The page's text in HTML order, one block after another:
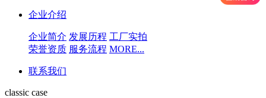
企业介绍
企业简介 发展历程 工厂实拍
荣誉资质 服务流程 MORE...
联系我们
classic case